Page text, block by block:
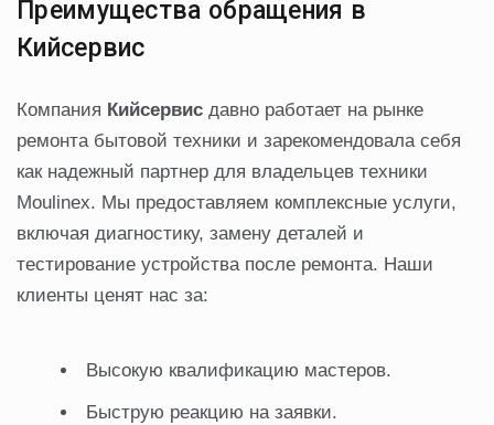
Преимущества обращения в
Кийсервис
Компания Кийсервис давно работает на рынке
ремонта бытовой техники и зарекомендовала себя
как надежный партнер для владельцев техники
Moulinex. Мы предоставляем комплексные услуги,
включая диагностику, замену деталей и
тестирование устройства после ремонта. Наши
клиенты ценят нас за:
Высокую квалификацию мастеров.
Быструю реакцию на заявки.